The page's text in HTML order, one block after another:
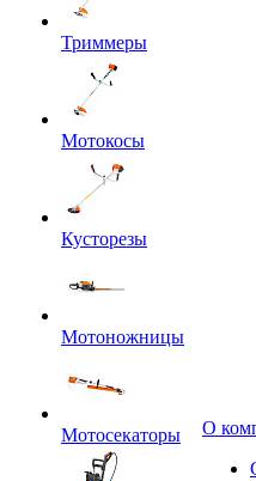
Триммеры
Мотокосы
Кусторезы
Мотоножницы
Мотосекаторы
O